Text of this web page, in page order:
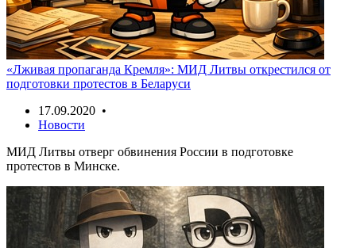
«Лживая пропаганда Кремля»: МИД Литвы открестился от
подготовки протестов в Беларуси
17.09.2020 •
Новости
МИД Литвы отверг обвинения России в подготовке
протестов в Минске.